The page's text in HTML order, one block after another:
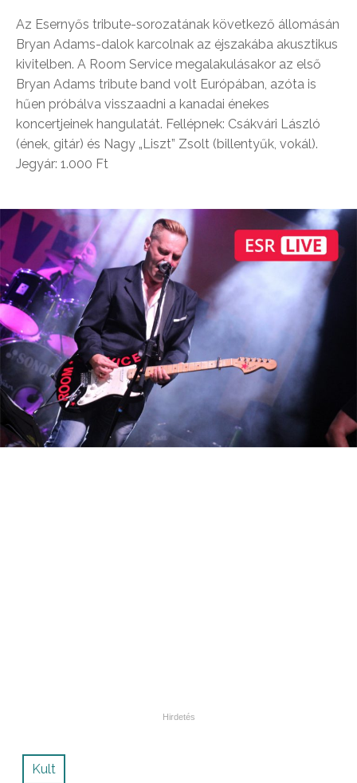
Az Esernyős tribute-sorozatának következő állomásán
Bryan Adams-dalok karcolnak az éjszakába akusztikus
kivitelben. A Room Service megalakulásakor az első
Bryan Adams tribute band volt Európában, azóta is
hűen próbálva visszaadni a kanadai énekes
koncertjeinek hangulatát. Fellépnek: Csákvári László
(ének, gitár) és Nagy „Liszt” Zsolt (billentyűk, vokál).
Jegyár: 1.000 Ft
Kult